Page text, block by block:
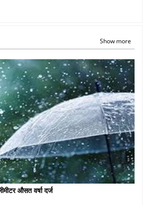
Show more
औसत वर्षा दर्ज